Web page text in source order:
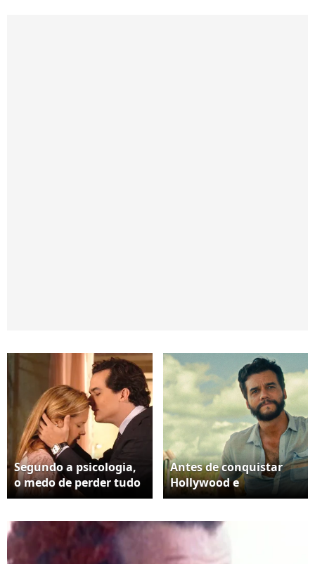
Segundo a psicologia,
o medo de perder tudo
desvia o ser humano
importa: evoluir
emocionalmente, agir
de forma ética,
Antes de conquistar
Hollywood e
protagonizar 'O
Wagner Moura revelou
que deixou a zona de
conforto para atuar